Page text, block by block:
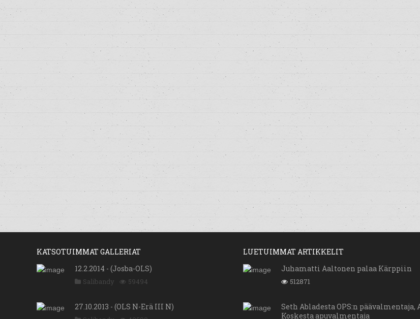
KATSOTUIMMAT GALLERIAT
12.2.2014 - (Josba-OLS)
Salibandy 59494
27.10.2013 - (OLS N-Erä III N)
LUETUIMMAT ARTIKKELIT
Juhamatti Aaltonen palaa Kärppiin
512871
Seth Abladesta OPS:n päävalmentaja,
Koskesta apuvalmentaja